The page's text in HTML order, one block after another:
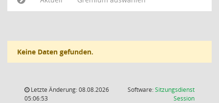
Keine Daten gefunden.
Letzte Änderung: 08.08.2026
05:06:53
Software:Sitzungsdienst
Session(Wird in